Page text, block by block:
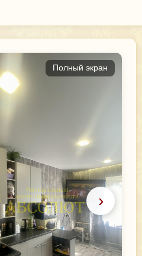
›
Полный экран